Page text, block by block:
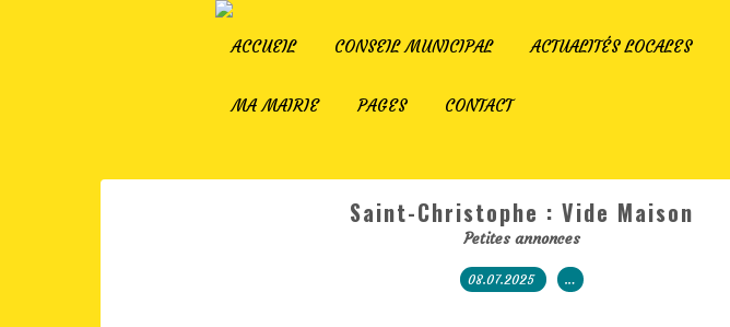
ACCUEIL CONSEIL MUNICIPAL ACTUALITÉS LOCALES
MA MAIRIE PAGES CONTACT
Saint-Christophe : Vide Maison
Petites annonces
08.07.2025 …